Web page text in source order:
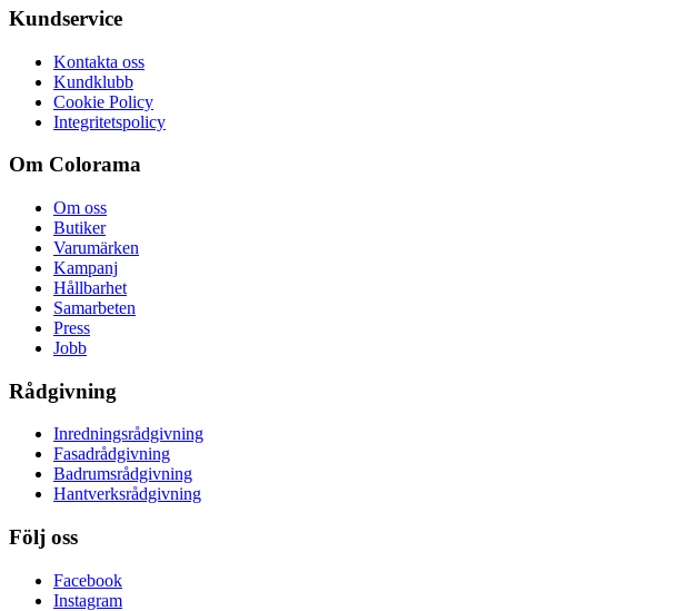
Kundservice
Kontakta oss
Kundklubb
Cookie Policy
Integritetspolicy
Om Colorama
Om oss
Butiker
Varumärken
Kampanj
Hållbarhet
Samarbeten
Press
Jobb
Rådgivning
Inredningsrådgivning
Fasadrådgivning
Badrumsrådgivning
Hantverksrådgivning
Följ oss
Facebook
Instagram